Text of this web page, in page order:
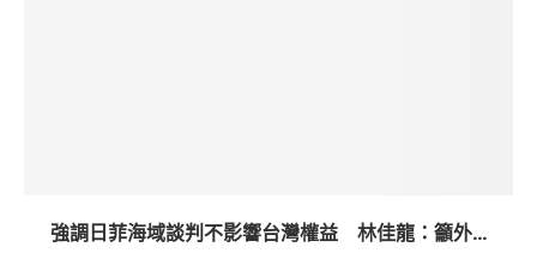
強調日菲海域談判不影響台灣權益 林佳龍：籲外...